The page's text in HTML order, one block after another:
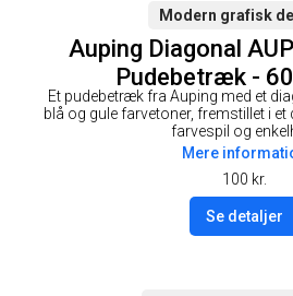
Modern grafisk
Auping Diagonal
Pudebetræk -
Et pudebetræk fra Auping med et
blå og gule farvetoner, fremstillet i
farvespil og
100 kr.
Se detaljer
Mere